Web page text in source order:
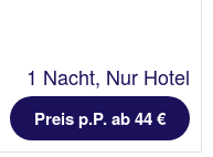
1 Nacht, Nur Hotel
Preis p.P. ab 44 €